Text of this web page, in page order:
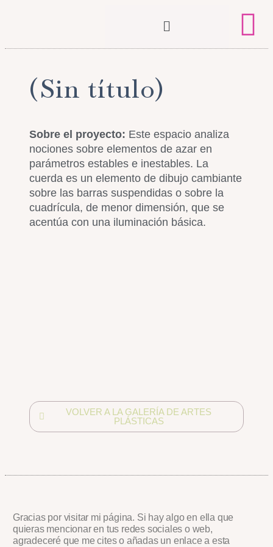
(Sin título)
Sobre el proyecto: Este espacio analiza
nociones sobre elementos de azar en
parámetros estables e inestables. La
cuerda es un elemento de dibujo cambiante
sobre las barras suspendidas o sobre la
cuadrícula, de menor dimensión, que se
acentúa con una iluminación básica.
VOLVER A LA GALERÍA DE ARTES
PLÁSTICAS
Gracias por visitar mi página. Si hay algo en ella que
quieras mencionar en tus redes sociales o web,
agradeceré que me cites o añadas un enlace a esta